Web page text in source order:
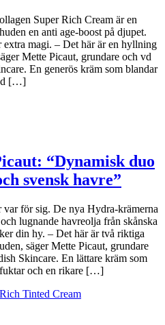
Super Rich Cream är en
en anti age-boost på djupet.
magi. – Det här är en hyllning
Mette Picaut, grundare och vd
En generös kräm som blandar
[…]
“Dynamisk duo
svensk havre”
var för sig. De nya Hydra-krämerna
lugnande havreolja från skånska
din hy. – Det här är två riktiga
säger Mette Picaut, grundare
Skincare. En lättare kräm som
och en rikare […]